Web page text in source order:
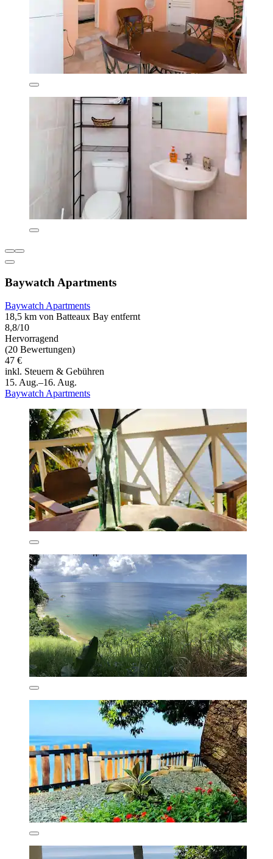
Baywatch Apartments
Baywatch Apartments
18,5 km von Batteaux Bay entfernt
8,8/10
Hervorragend
(20 Bewertungen)
47 €
inkl. Steuern & Gebühren
15. Aug.–16. Aug.
Baywatch Apartments